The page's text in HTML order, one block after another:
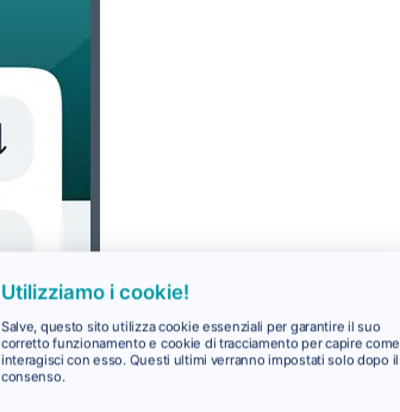
Utilizziamo i cookie!
Salve, questo sito utilizza cookie essenziali per garantire il suo
corretto funzionamento e cookie di tracciamento per capire come
interagisci con esso. Questi ultimi verranno impostati solo dopo il
consenso.